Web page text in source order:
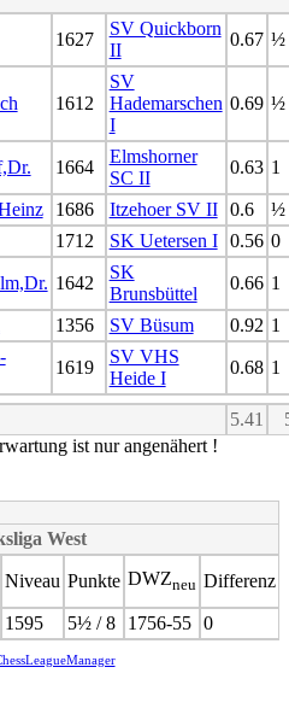
1627
SV Quickborn
II
0.67 ½
1612
SV
Hademarschen
I
0.69 ½
1664
Elmshorner
SC II
0.63 1
1686 Itzehoer SV II 0.6
½
1712 SK Uetersen I 0.56 0
1642
SK
Brunsbüttel
0.66 1
1356 SV Büsum 0.92 1
1619
SV VHS
Heide I
0.68 1
5.41
ist nur angenähert !
West
Niveau Punkte DWZneu Differenz
1595 5½ / 8 1756-55 0